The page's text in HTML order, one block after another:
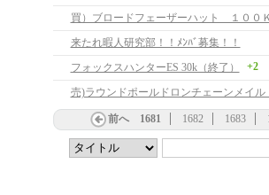
買）ブロードフェーザーハット １００
来たれ暇人研究部！！ﾒﾝﾊﾞ募集！！
フォックスハンターES 30k（終了）
+2
売)ラウンドポールドロンチェーンメイル
前へ 1681 1682 1683